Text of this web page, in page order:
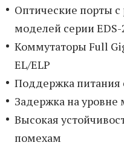
Оптические порты
моделей серии
Коммутаторы Full
EL/ELP
Поддержка питания
Задержка на уровне
Высокая
помехам